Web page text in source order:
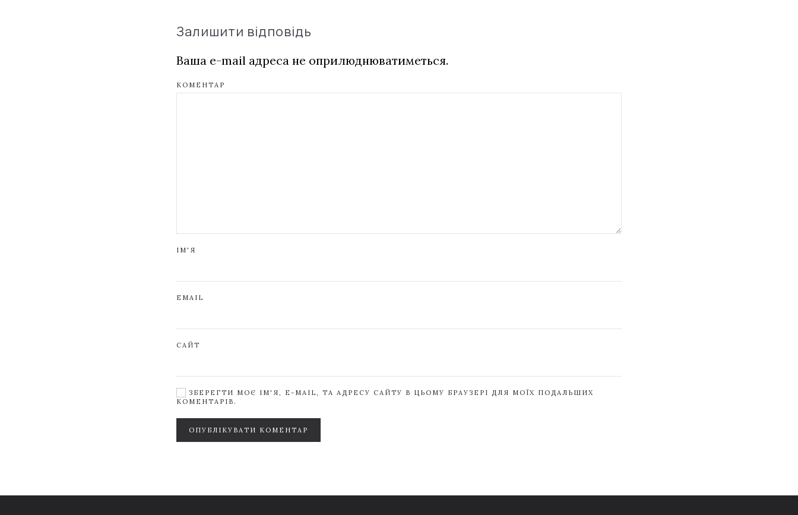
Залишити відповідь
Ваша e-mail адреса не оприлюднюватиметься.
КОМЕНТАР
ІМ'Я
EMAIL
САЙТ
ЗБЕРЕГТИ МОЄ ІМ'Я, E-MAIL, ТА АДРЕСУ САЙТУ В ЦЬОМУ БРАУЗЕРІ ДЛЯ МОЇХ ПОДАЛЬШИХ
КОМЕНТАРІВ.
ОПУБЛІКУВАТИ КОМЕНТАР